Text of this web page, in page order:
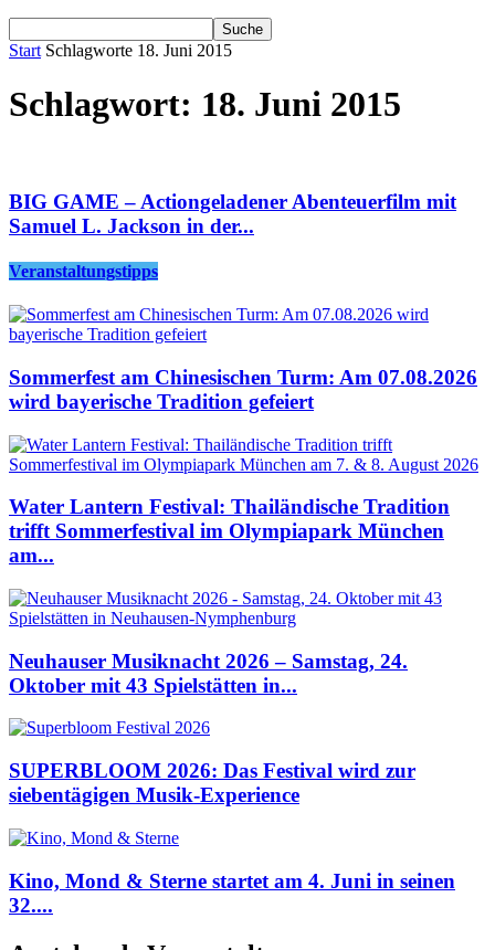
Start Schlagworte 18. Juni 2015
Schlagwort: 18. Juni 2015
BIG GAME – Actiongeladener Abenteuerfilm mit
Samuel L. Jackson in der...
Veranstaltungstipps
Sommerfest am Chinesischen Turm: Am 07.08.2026
wird bayerische Tradition gefeiert
Water Lantern Festival: Thailändische Tradition
trifft Sommerfestival im Olympiapark München
am...
Neuhauser Musiknacht 2026 – Samstag, 24.
Oktober mit 43 Spielstätten in...
SUPERBLOOM 2026: Das Festival wird zur
siebentägigen Musik-Experience
Kino, Mond & Sterne startet am 4. Juni in seinen
32....